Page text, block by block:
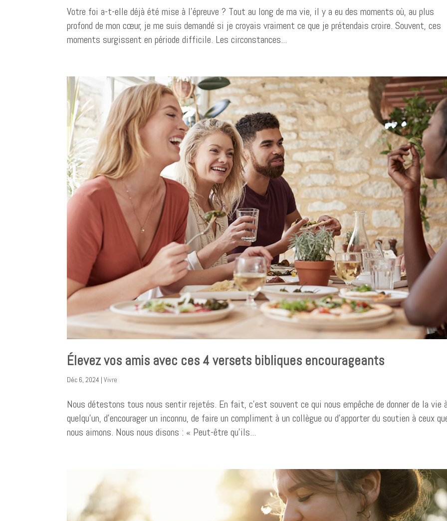
Votre foi a-t-elle déjà été mise à l’épreuve ? Tout au long de ma vie, il y a eu des moments où, au plus
profond de mon cœur, je me suis demandé si je croyais vraiment ce que je prétendais croire. Souvent, ces
moments surgissent en période difficile. Les circonstances...
Élevez vos amis avec ces 4 versets bibliques encourageants
Déc 6, 2024 |Vivre
Nous détestons tous nous sentir rejetés. En fait, c’est souvent ce qui nous empêche de donner de la vie
quelqu’un, d’encourager un inconnu, de faire un compliment à un collègue ou d’apporter du soutien à ceux
nous aimons. Nous nous disons : « Peut-être qu’ils...